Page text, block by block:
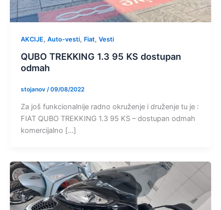
AKCIJE, Auto-vesti, Fiat, Vesti
QUBO TREKKING 1.3 95 KS dostupan
odmah
stojanov /09/08/2022
Za još funkcionalnije radno okruženje i druženje tu je :
FIAT QUBO TREKKING 1.3 95 KS – dostupan odmah
komercijalno […]